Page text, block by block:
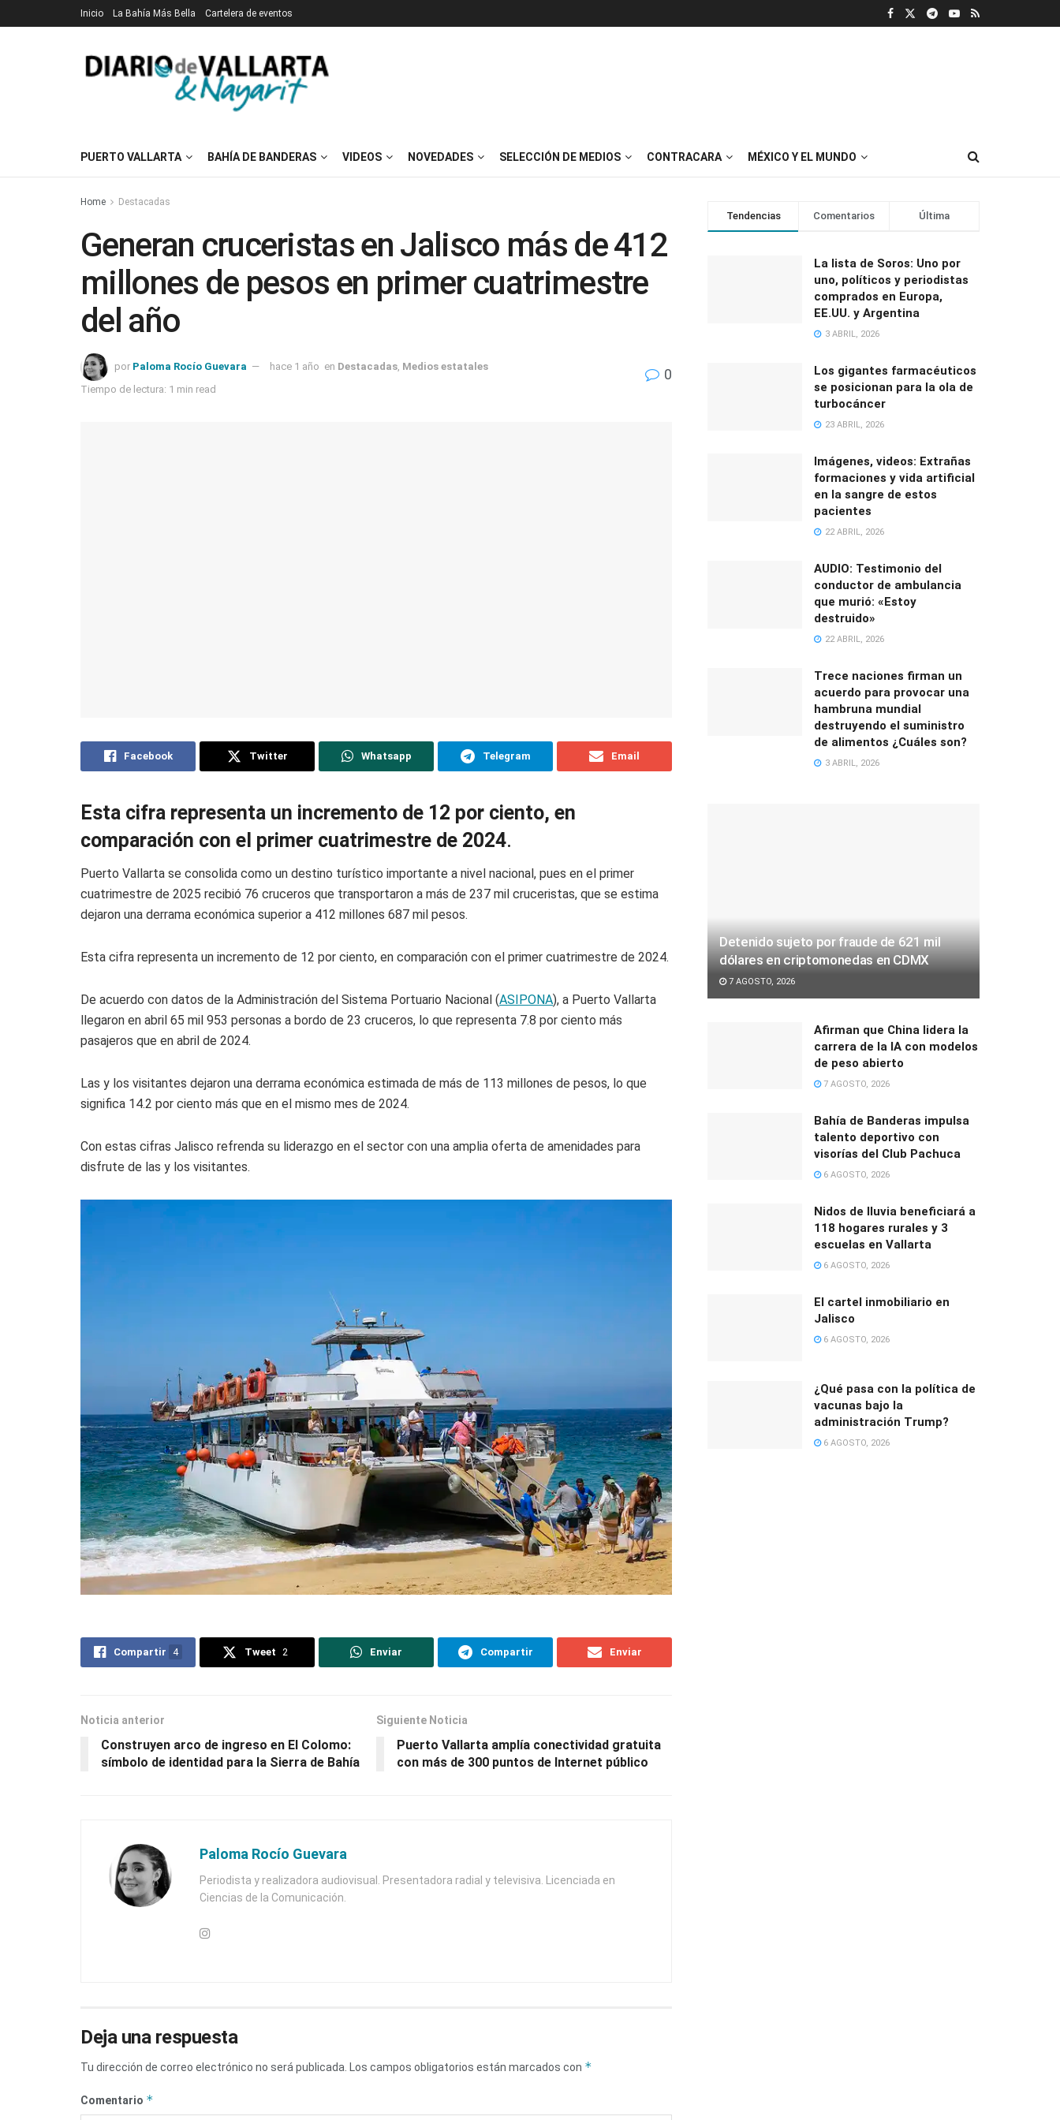
Inicio La Bahía Más Bella Cartelera de eventos
PUERTO VALLARTA BAHÍA DE BANDERAS VIDEOS NOVEDADES SELECCIÓN DE MEDIOS CONTRACARA MÉXICO Y EL MUNDO
Home Destacadas
Generan cruceristas en Jalisco más de 412
millones de pesos en primer cuatrimestre
del año
por Paloma Rocío Guevara hace 1 año en Destacadas Medios estatales
Tiempo de lectura: 1 min read
0
Facebook Twitter Whatsapp Telegram Email
Esta cifra representa un incremento de 12 por ciento, en
comparación con el primer cuatrimestre de 2024.
Puerto Vallarta se consolida como un destino turístico importante a nivel nacional, pues en el primer
cuatrimestre de 2025 recibió 76 cruceros que transportaron a más de 237 mil cruceristas, que se estima
dejaron una derrama económica superior a 412 millones 687 mil pesos.
Esta cifra representa un incremento de 12 por ciento, en comparación con el primer cuatrimestre de 2024.
De acuerdo con datos de la Administración del Sistema Portuario Nacional (ASIPONA), a Puerto Vallarta
llegaron en abril 65 mil 953 personas a bordo de 23 cruceros, lo que representa 7.8 por ciento más
pasajeros que en abril de 2024.
Las y los visitantes dejaron una derrama económica estimada de más de 113 millones de pesos, lo que
significa 14.2 por ciento más que en el mismo mes de 2024.
Con estas cifras Jalisco refrenda su liderazgo en el sector con una amplia oferta de amenidades para
disfrute de las y los visitantes.
Compartir 4 Tweet 2 Enviar Compartir Enviar
Noticia anterior
Construyen arco de ingreso en El Colomo:
símbolo de identidad para la Sierra de Bahía
Siguiente Noticia
Puerto Vallarta amplía conectividad gratuita
con más de 300 puntos de Internet público
Paloma Rocío Guevara
Periodista y realizadora audiovisual. Presentadora radial y televisiva. Licenciada en
Ciencias de la Comunicación.
Deja una respuesta
Tu dirección de correo electrónico no será publicada. Los campos obligatorios están marcados con *
Comentario *
Tendencias Comentarios Última
La lista de Soros: Uno por
uno, políticos y periodistas
comprados en Europa,
EE.UU. y Argentina
3 ABRIL, 2026
Los gigantes farmacéuticos
se posicionan para la ola de
turbocáncer
23 ABRIL, 2026
Imágenes, videos: Extrañas
formaciones y vida artificial
en la sangre de estos
pacientes
22 ABRIL, 2026
AUDIO: Testimonio del
conductor de ambulancia
que murió: «Estoy
destruido»
22 ABRIL, 2026
Trece naciones firman un
acuerdo para provocar una
hambruna mundial
destruyendo el suministro
de alimentos ¿Cuáles son?
3 ABRIL, 2026
Detenido sujeto por fraude de 621 mil
dólares en criptomonedas en CDMX
7 AGOSTO, 2026
Afirman que China lidera la
carrera de la IA con modelos
de peso abierto
7 AGOSTO, 2026
Bahía de Banderas impulsa
talento deportivo con
visorías del Club Pachuca
6 AGOSTO, 2026
Nidos de lluvia beneficiará a
118 hogares rurales y 3
escuelas en Vallarta
6 AGOSTO, 2026
El cartel inmobiliario en
Jalisco
6 AGOSTO, 2026
¿Qué pasa con la política de
vacunas bajo la
administración Trump?
6 AGOSTO, 2026